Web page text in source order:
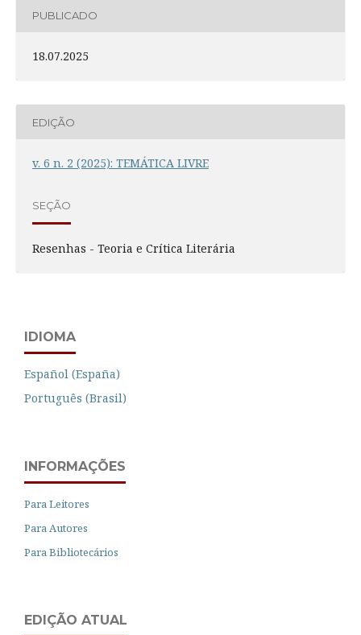
PUBLICADO
18.07.2025
EDIÇÃO
v. 6 n. 2 (2025): TEMÁTICA LIVRE
SEÇÃO
Resenhas - Teoria e Crítica Literária
IDIOMA
Español (España)
Português (Brasil)
INFORMAÇÕES
Para Leitores
Para Autores
Para Bibliotecários
EDIÇÃO ATUAL